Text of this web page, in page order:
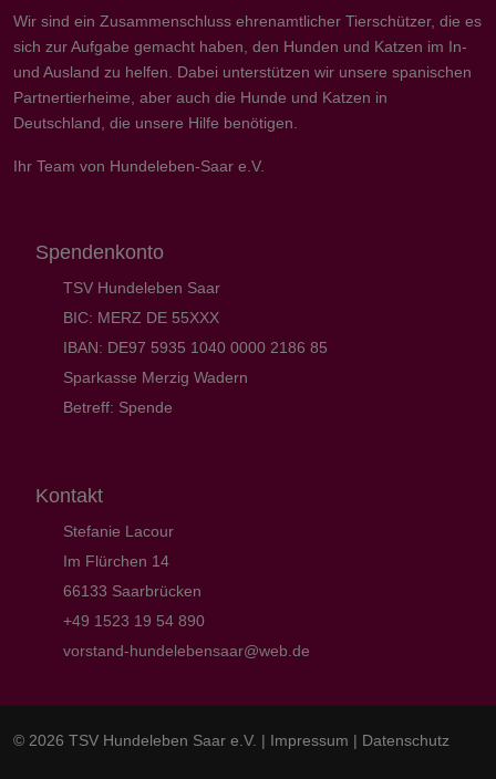
Wir sind ein Zusammenschluss ehrenamtlicher Tierschützer, die es
sich zur Aufgabe gemacht haben, den Hunden und Katzen im In-
und Ausland zu helfen. Dabei unterstützen wir unsere spanischen
Partnertierheime, aber auch die Hunde und Katzen in
Deutschland, die unsere Hilfe benötigen.
Ihr Team von Hundeleben-Saar e.V.
Spendenkonto
TSV Hundeleben Saar
BIC: MERZ DE 55XXX
IBAN: DE97 5935 1040 0000 2186 85
Sparkasse Merzig Wadern
Betreff: Spende
Kontakt
Stefanie Lacour
Im Flürchen 14
66133 Saarbrücken
+49 1523 19 54 890
vorstand-hundelebensaar@web.de
© 2026 TSV Hundeleben Saar e.V. | Impressum | Datenschutz